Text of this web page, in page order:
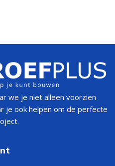
we je niet alleen voorzien
je ook helpen om de perfecte